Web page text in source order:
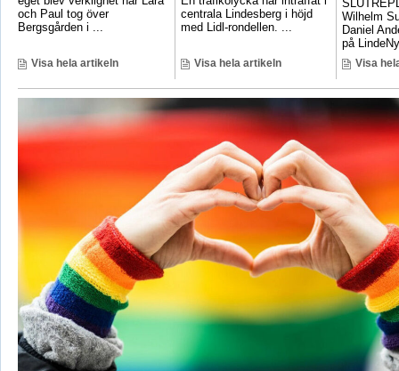
och Paul tog över
Bergsgården i ...
Visa hela artikeln
centrala Lindesberg i höjd
med Lidl-rondellen. ...
Visa hela artikeln
Wilhelm
Daniel
på
Visa